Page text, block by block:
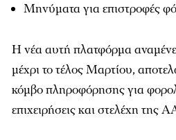
Μηνύματα για επιστροφές
Η νέα αυτή πλατφόρμα
μέχρι το τέλος Μαρτίου,
κόμβο πληροφόρησης για
επιχειρήσεις και στελέχη της